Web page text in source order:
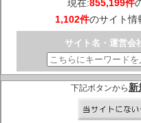
現在:855,199件
1,102件のサイト情
サイト名・運営会
下記ボタンから 新